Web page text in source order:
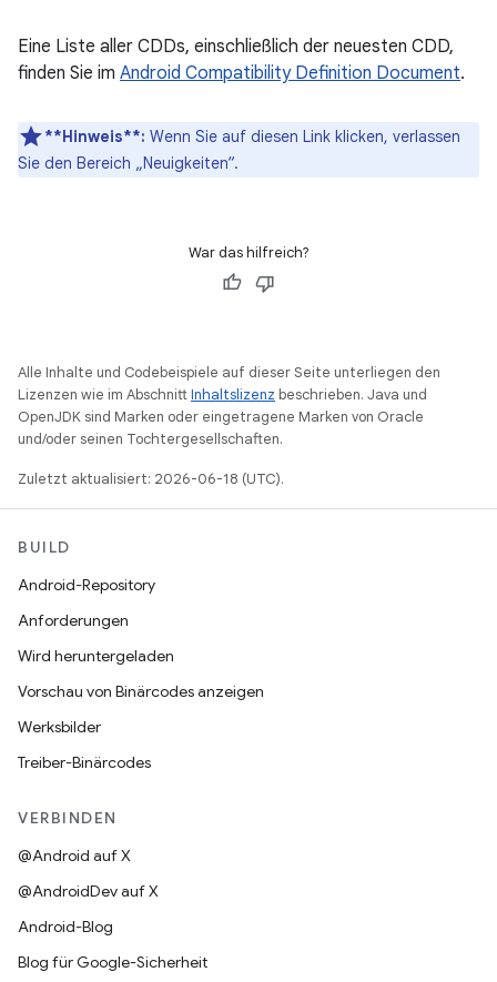
Eine Liste aller CDDs, einschließlich der neuesten CDD,
finden Sie im Android Compatibility Definition Document.
**Hinweis**: Wenn Sie auf diesen Link klicken, verlassen
Sie den Bereich „Neuigkeiten“.
War das hilfreich?
Alle Inhalte und Codebeispiele auf dieser Seite unterliegen den
Lizenzen wie im AbschnittInhaltslizenz beschrieben. Java und
OpenJDK sind Marken oder eingetragene Marken von Oracle
und/oder seinen Tochtergesellschaften.
Zuletzt aktualisiert: 2026-06-18 (UTC).
BUILD
Android-Repository
Anforderungen
Wird heruntergeladen
Vorschau von Binärcodes anzeigen
Werksbilder
Treiber-Binärcodes
VERBINDEN
@Android auf X
@AndroidDev auf X
Android-Blog
Blog für Google-Sicherheit